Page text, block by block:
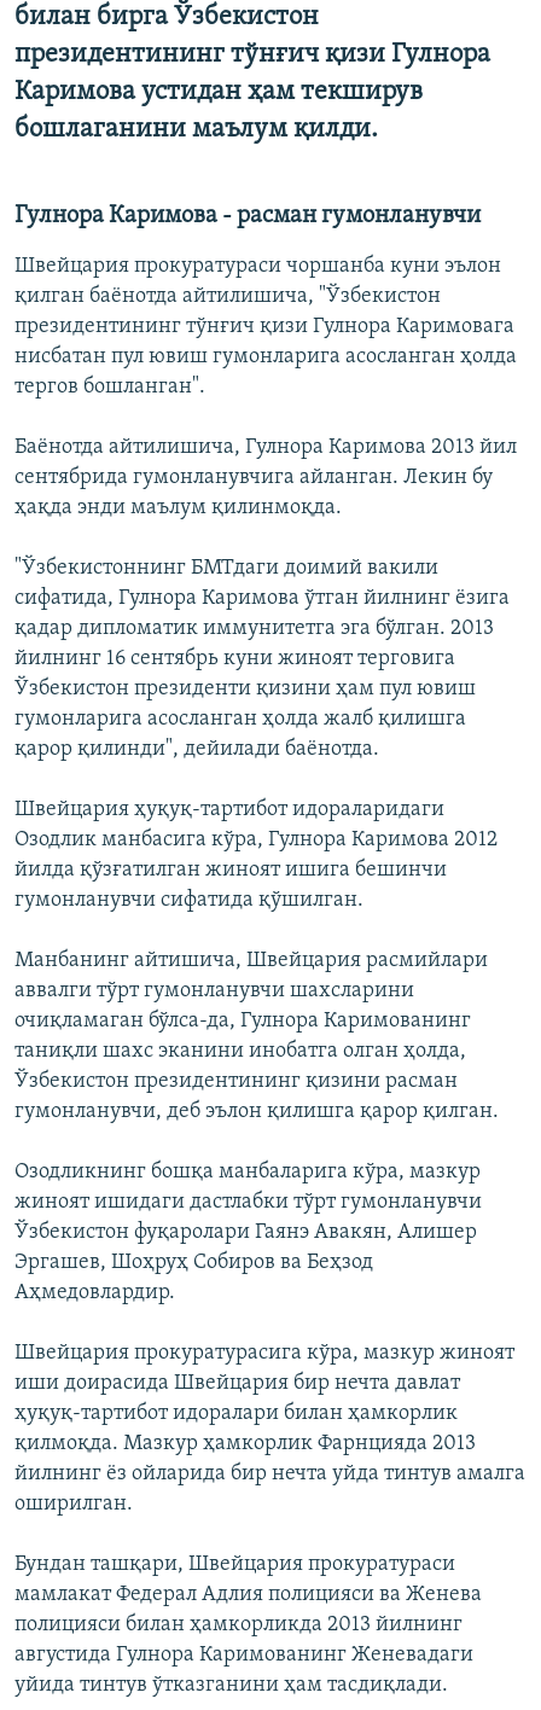
билан бирга Ўзбекистон
президентининг тўнғич қизи Гулнора
Каримова устидан ҳам текширув
бошлаганини маълум қилди.
Гулнора Каримова - расман гумонланувчи
Швейцария прокуратураси чоршанба куни эълон
қилган баёнотда айтилишича, "Ўзбекистон
президентининг тўнғич қизи Гулнора Каримовага
нисбатан пул ювиш гумонларига асосланган ҳолда
тергов бошланган".
Баёнотда айтилишича, Гулнора Каримова 2013 йил
сентябрида гумонланувчига айланган. Лекин бу
ҳақда энди маълум қилинмоқда.
"Ўзбекистоннинг БМТдаги доимий вакили
сифатида, Гулнора Каримова ўтган йилнинг ёзига
қадар дипломатик иммунитетга эга бўлган. 2013
йилнинг 16 сентябрь куни жиноят терговига
Ўзбекистон президенти қизини ҳам пул ювиш
гумонларига асосланган ҳолда жалб қилишга
қарор қилинди", дейилади баёнотда.
Швейцария ҳуқуқ-тартибот идораларидаги
Озодлик манбасига кўра, Гулнора Каримова 2012
йилда қўзғатилган жиноят ишига бешинчи
гумонланувчи сифатида қўшилган.
Манбанинг айтишича, Швейцария расмийлари
аввалги тўрт гумонланувчи шахсларини
очиқламаган бўлса-да, Гулнора Каримованинг
таниқли шахс эканини инобатга олган ҳолда,
Ўзбекистон президентининг қизини расман
гумонланувчи, деб эълон қилишга қарор қилган.
Озодликнинг бошқа манбаларига кўра, мазкур
жиноят ишидаги дастлабки тўрт гумонланувчи
Ўзбекистон фуқаролари Гаянэ Авакян, Алишер
Эргашев, Шоҳруҳ Собиров ва Беҳзод
Аҳмедовлардир.
Швейцария прокуратурасига кўра, мазкур жиноят
иши доирасида Швейцария бир нечта давлат
ҳуқуқ-тартибот идоралари билан ҳамкорлик
қилмоқда. Мазкур ҳамкорлик Фарнцияда 2013
йилнинг ёз ойларида бир нечта уйда тинтув амалга
оширилган.
Бундан ташқари, Швейцария прокуратураси
мамлакат Федерал Адлия полицияси ва Женева
полицияси билан ҳамкорликда 2013 йилнинг
августида Гулнора Каримованинг Женевадаги
уйида тинтув ўтказганини ҳам тасдиқлади.